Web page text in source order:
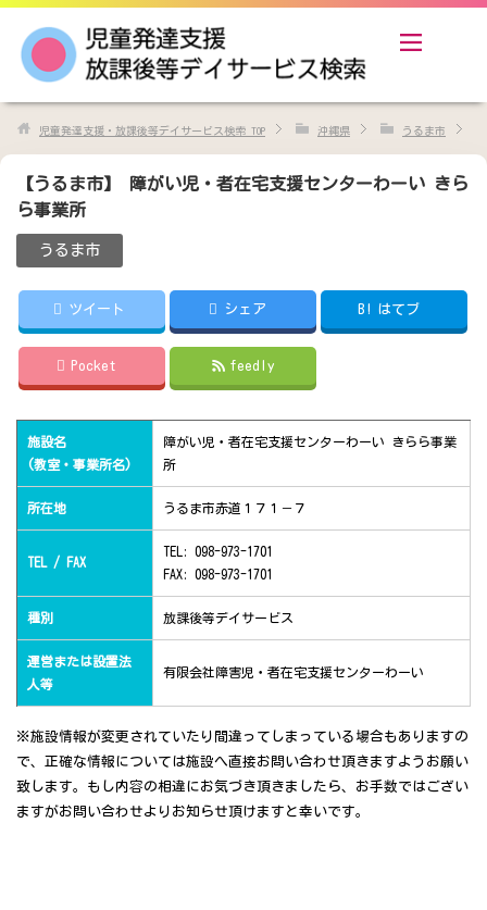
児童発達支援・放課後等デイサービス検索 TOP 沖縄県 うるま市
【うるま市】 障がい児・者在宅支援センターわーい きら
ら事業所
うるま市
ツイート シェア B! はてブ
Pocket feedly
施設名
(教室・事業所名)
障がい児・者在宅支援センターわーい きらら事業
所
所在地 うるま市赤道１７１－７
TEL / FAX
TEL: 098-973-1701
FAX: 098-973-1701
種別 放課後等デイサービス
運営または設置法
人等
有限会社障害児・者在宅支援センターわーい
※施設情報が変更されていたり間違ってしまっている場合もありますの
で、正確な情報については施設へ直接お問い合わせ頂きますようお願い
致します。もし内容の相違にお気づき頂きましたら、お手数ではござい
ますがお問い合わせよりお知らせ頂けますと幸いです。